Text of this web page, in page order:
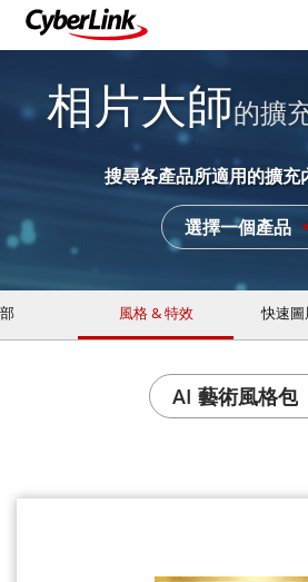
相片大師的擴
搜尋各產品所適用的擴充
選擇一個產品
風格 & 特效 快速
AI 藝術風格包